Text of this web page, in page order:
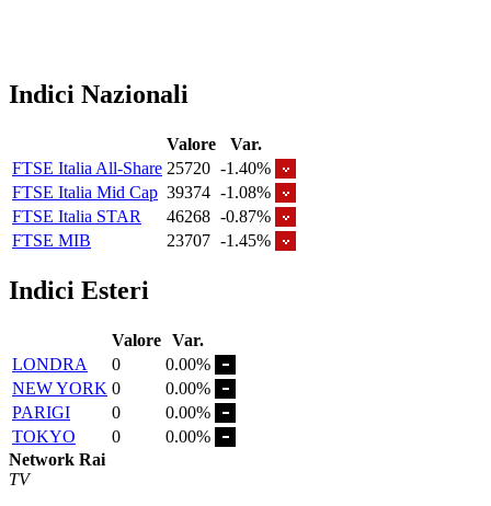
Indici Nazionali
Valore
Var.
FTSE Italia All-Share 25720 -1.40%
FTSE Italia Mid Cap 39374 -1.08%
FTSE Italia STAR
46268 -0.87%
FTSE MIB
23707 -1.45%
Indici Esteri
Valore Var.
LONDRA
0
0.00%
NEW YORK 0
0.00%
PARIGI
0
0.00%
TOKYO
0
0.00%
Network Rai
TV